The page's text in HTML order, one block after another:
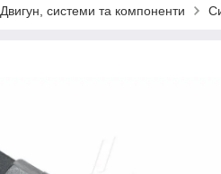
Двигун, системи та компоненти